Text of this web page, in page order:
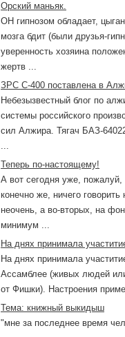
Орский маньяк.
ОН гипнозом обладает,
мозга бдит (были друзья-
уверенность хозяина
жертв ...
ЗРС С-400 поставлена в
Небезызвестный блог по
системы российского
сил Алжира. Тягач БАЗ-
...
Теперь по-настоящему!
А вот сегодня уже,
конечно же, ничего
неочень, а во-вторых, на
минимум ...
На днях принимала
На днях принимала
Ассамблее (живых людей
от Фишки). Настроения
Тема: книжный выкидыш
"мне за последнее время